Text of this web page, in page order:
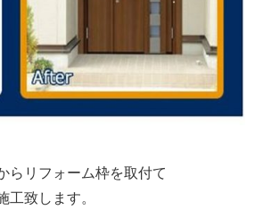
らリフォーム枠を取付て
致します。